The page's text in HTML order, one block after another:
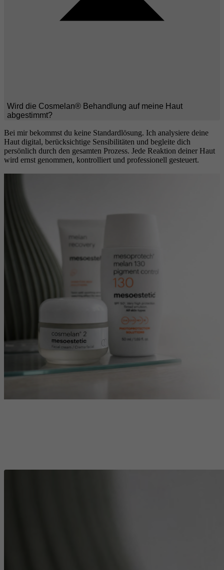
Wird die Cosmelan® Behandlung auf meine Haut
abgestimmt?
Bei mir bekommst du keine Standardlösung. Ich analysiere deine
Haut digital, berücksichtige Sensibilitäten und begleite dich
persönlich durch den gesamten Prozess. Jede Reaktion deiner Haut
wird ernst genommen, kontrolliert und professionell gesteuert.